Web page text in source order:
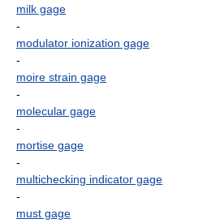
milk gage
-
modulator ionization gage
-
moire strain gage
-
molecular gage
-
mortise gage
-
multichecking indicator gage
-
must gage